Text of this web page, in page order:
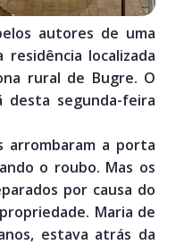
autores de uma
localizada
rural de Bugre. O
segunda-feira
arrombaram a porta
o roubo. Mas os
por causa do
Maria de
estava atrás da